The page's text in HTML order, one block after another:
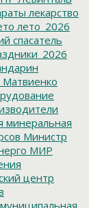
лекарство
лето_2026
спасатель
Матвиенко
минеральная
Министр
МИР
центр